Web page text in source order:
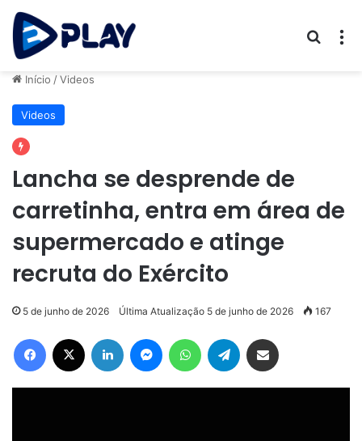
Início /Videos
Videos
Lancha se desprende de
carretinha, entra em área de
supermercado e atinge
recruta do Exército
5 de junho de 2026 Última Atualização 5 de junho de 2026 167